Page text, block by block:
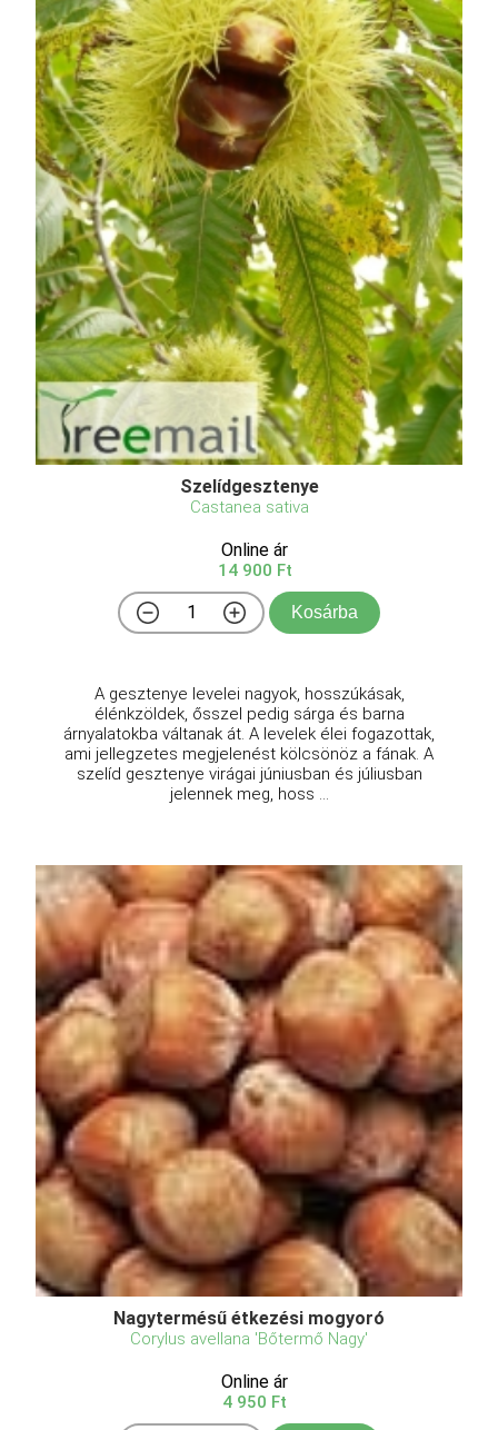
Szelídgesztenye
Castanea sativa
Online ár
14 900 Ft
Kosárba
A gesztenye levelei nagyok, hosszúkásak,
élénkzöldek, ősszel pedig sárga és barna
árnyalatokba váltanak át. A levelek élei fogazottak,
ami jellegzetes megjelenést kölcsönöz a fának. A
szelíd gesztenye virágai júniusban és júliusban
jelennek meg, hoss ...
Nagytermésű étkezési mogyoró
Corylus avellana 'Bőtermő Nagy'
Online ár
4 950 Ft